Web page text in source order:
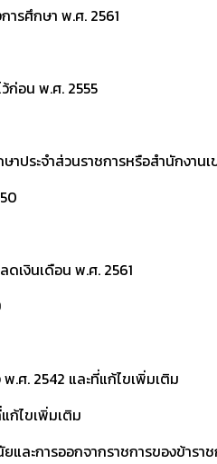
ารศึกษา พ.ศ. 2561
ก่อน พ.ศ. 2555
าประจำส่วนราชการหรือสำนักงา
เงินเดือน พ.ศ. 2561
. 2542 และที่แก้ไขเพิ่มเติม
ก้ไขเพิ่มเติม
และการออกจากราชการของข้าร